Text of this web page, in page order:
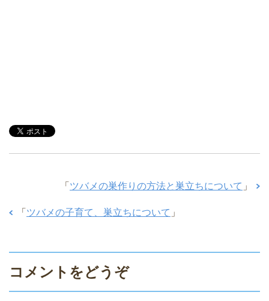
「 ツバメの巣作りの方法と巣立ちについて 」
「 ツバメの子育て、巣立ちについて 」
コメントをどうぞ